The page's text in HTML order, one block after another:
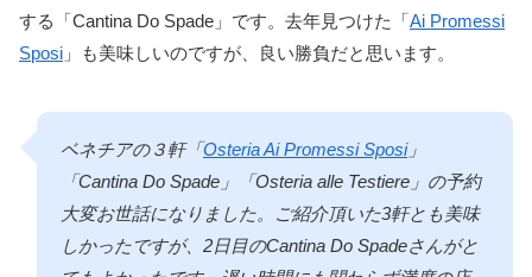
する「Cantina Do Spade」です。去年見つけた「Ai Promessi
Sposi 」も美味しいのですが、良い勝負だと思います。
ベネチアの３軒「Osteria Ai Promessi Sposi」
「Cantina Do Spade」「Osteria alle Testiere」の予約
大変お世話になりました。ご紹介頂いた3軒とも美味
しかったですが、2日目のCantina Do Spadeさんがと